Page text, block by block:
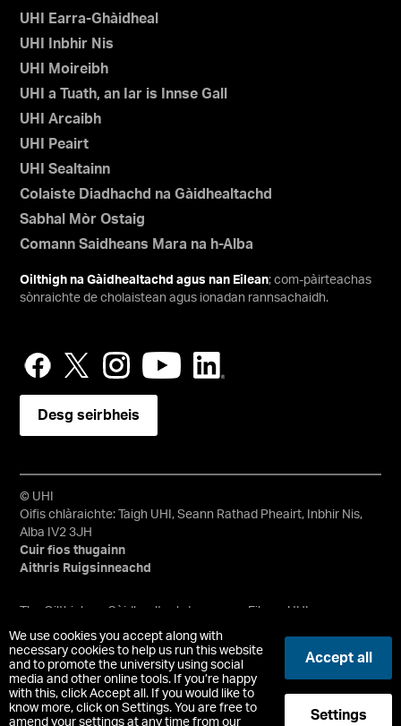
We use cookies you accept along with
necessary cookies to help us run this website
and to promote the university using social
media and other online tools. If you’re happy
with this, click Accept all. If you would like to
know more, click on Settings. You are free to
amend your settings at any time from our
Accept all
Settings
UHI Earra-Ghàidheal
UHI Inbhir Nis
UHI Moireibh
UHI a Tuath, an Iar is Innse Gall
UHI Arcaibh
UHI Peairt
UHI Sealtainn
Colaiste Diadhachd na Gàidhealtachd
Sabhal Mòr Ostaig
Comann Saidheans Mara na h-Alba
Oilthigh na Gàidhealtachd agus nan Eilean; com-pàirteachas
sònraichte de cholaistean agus ionadan rannsachaidh.
Desg seirbheis
© UHI
Oifis chlàraichte: Taigh UHI, Seann Rathad Pheairt, Inbhir Nis,
Alba IV2 3JH
Cuir fios thugainn
Aithris Ruigsinneachd
Tha Oilthigh na Gàidhealtachd agus nan Eilean, UHI, na
teirmichean sin sa Bheurla agus an suaicheantas bheanntan
agus uisge uile nan comharraidhean malairt agus/no nan
comharraidhean malairt clàraichte aig Oilthigh na
Gàidhealtachd agus nan Eilean. Chompanaidh earranta
clàraichte an Alba, Àir. 148203. Àireamh Charthannais
Albannaich Chlàraichte SC022228, Àireamh VAT 663990005.